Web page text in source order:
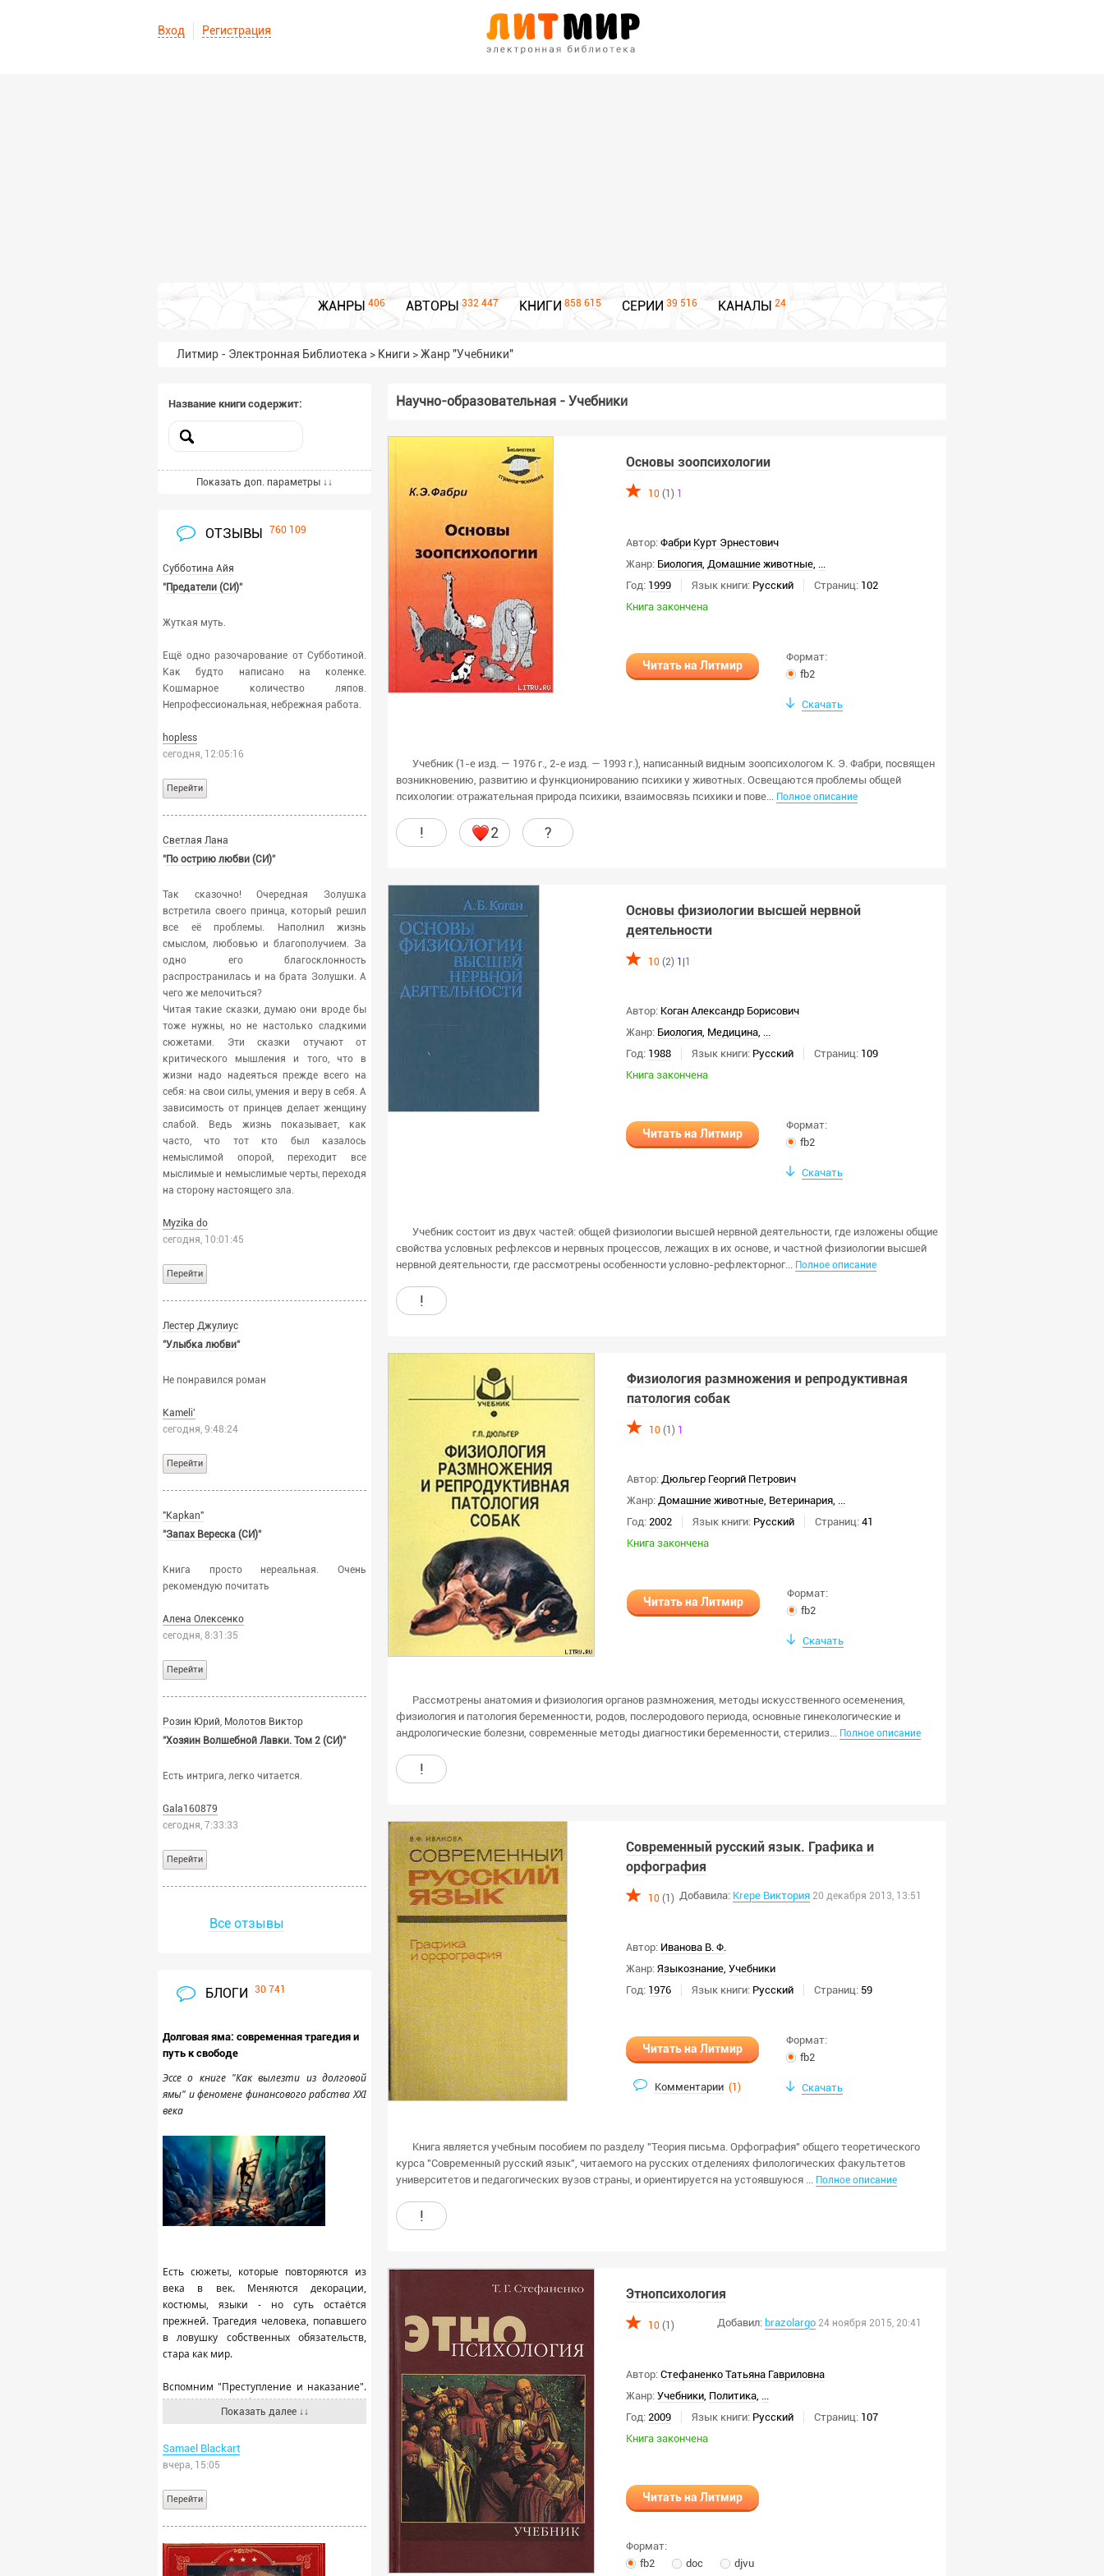
Вход Регистрация
ЖАНРЫ 406 АВТОРЫ 332 447 КНИГИ 858 615 СЕРИИ 39 516 КАНАЛЫ 24
Литмир - Электронная Библиотека > Книги >Жанр "Учебники"
Название книги содержит:
Включённые жанры
Всего выбрано -1
Исключённые жанры
Выбрать жанры из списка
Язык:
Любой
Любой
Ключевое слово:
Любой
rtf
docx
epub
pdf
djvu
m4b
ogg
Количество страниц:
Текст книги:
СИ:
Только СИ
Скрыть СИ
ЛП:
Только ЛП
любой
мужской
Скрыть закрытые книги
Применить
Показать доп. параметры ↓↓
ОТЗЫВЫ 760 109
Субботина Айя
"Предатели (СИ)"
Жуткая муть.
Ещё одно разочарование от Субботиной.
Как будто написано на коленке.
Кошмарное количество ляпов.
Непрофессиональная, небрежная работа.
hopless
сегодня, 12:05:16
Перейти
Светлая Лана
"По острию любви (СИ)"
Так сказочно! Очередная Золушка
встретила своего принца, который решил
все её проблемы. Наполнил жизнь
смыслом, любовью и благополучием. За
одно его благосклонность
распространилась и на брата Золушки. А
чего же мелочиться?
Читая такие сказки, думаю они вроде бы
тоже нужны, но не настолько сладкими
сюжетами. Эти сказки отучают от
критического мышления и того, что в
жизни надо надеяться прежде всего на
себя: на свои силы, умения и веру в себя. А
зависимость от принцев делает женщину
слабой. Ведь жизнь показывает, как
часто, что тот кто был казалось
немыслимой опорой, переходит все
мыслимые и немыслимые черты, переходя
на сторону настоящего зла.
Myzika do
сегодня, 10:01:45
Перейти
Лестер Джулиус
"Улыбка любви"
Не понравился роман
Kameli'
сегодня, 9:48:24
Перейти
"Kapkan"
"Запах Вереска (СИ)"
Книга просто нереальная. Очень
рекомендую почитать
Алена Олексенко
сегодня, 8:31:35
Перейти
Розин Юрий, Молотов Виктор
"Хозяин Волшебной Лавки. Том 2 (СИ)"
Есть интрига, легко читается.
Gala160879
сегодня, 7:33:33
Перейти
Все отзывы
БЛОГИ 30 741
Долговая яма: современная трагедия и
путь к свободе
Эссе о книге "Как вылезти из долговой
ямы" и феномене финансового рабства XXI
века
Есть сюжеты, которые повторяются из
века в век. Меняются декорации,
костюмы, языки - но суть остаётся
прежней. Трагедия человека, попавшего
в ловушку собственных обязательств,
стара как мир.
Вспомним "Преступление и наказание".
Раскольников убивает не из жажды
наживы - он убивает, чтобы
сам бывший хроническим должником,
знал эту тему изнутри.
Вспомним "Мёртвые души". Чичиков
получить деньги. Гоголь показывает нам
человека, который сам находится в
Показать далее ↓↓
Samael Blackart
вчера, 15:05
Перейти
Научно-образовательная - Учебники
Основы зоопсихологии
10 (1) 1
Автор: Фабри Курт Эрнестович
Жанр: Биология, Домашние животные, ...
Год: 1999 Язык книги: Русский Страниц: 102
Книга закончена
Читать на Литмир
Формат:
fb2
Скачать
Учебник (1-е изд. — 1976 г., 2-е изд. — 1993 г.), написанный видным зоопсихологом К. Э. Фабри, посвящен
возникновению, развитию и функционированию психики у животных. Освещаются проблемы общей
психологии: отражательная природа психики, взаимосвязь психики и пове... Полное описание
! 2 ?
Основы физиологии высшей нервной
деятельности
10 (2) 1 1
Автор: Коган Александр Борисович
Жанр: Биология, Медицина, ...
Год: 1988 Язык книги: Русский Страниц: 109
Книга закончена
Читать на Литмир
Формат:
fb2
Скачать
Учебник состоит из двух частей: общей физиологии высшей нервной деятельности, где изложены общие
свойства условных рефлексов и нервных процессов, лежащих в их основе, и частной физиологии высшей
нервной деятельности, где рассмотрены особенности условно-рефлекторног... Полное описание
!
Физиология размножения и репродуктивная
патология собак
10 (1) 1
Автор: Дюльгер Георгий Петрович
Жанр: Домашние животные, Ветеринария, ...
Год: 2002 Язык книги: Русский Страниц: 41
Книга закончена
Читать на Литмир
Формат:
fb2
Скачать
Рассмотрены анатомия и физиология органов размножения, методы искусственного осеменения,
физиология и патология беременности, родов, послеродового периода, основные гинекологические и
андрологические болезни, современные методы диагностики беременности, стерилиз... Полное описание
!
Современный русский язык. Графика и
орфография
10 (1) Добавила: Krepe Виктория 20 декабря 2013, 13:51
Автор: Иванова В. Ф.
Жанр: Языкознание, Учебники
Год: 1976 Язык книги: Русский Страниц: 59
Читать на Литмир
Комментарии (1 )
Формат:
fb2
Скачать
Книга является учебным пособием по разделу "Теория письма. Орфография" общего теоретического
курса "Современный русский язык", читаемого на русских отделениях филологических факультетов
университетов и педагогических вузов страны, и ориентируется на устоявшуюся ... Полное описание
!
Этнопсихология
10 (1) Добавил: brazolargo 24 ноября 2015, 20:41
Автор: Стефаненко Татьяна Гавриловна
Жанр: Учебники, Политика, ...
Год: 2009 Язык книги: Русский Страниц: 107
Книга закончена
Читать на Литмир
Формат:
fb2
doc djvu